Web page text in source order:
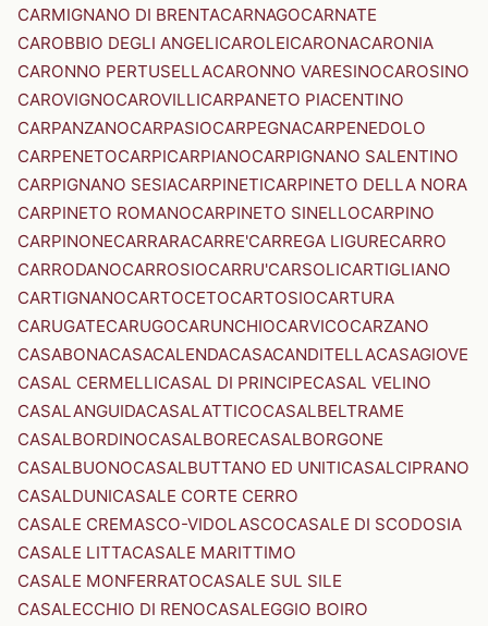
CARMIGNANO DI BRENTACARNAGOCARNATE
CAROBBIO DEGLI ANGELICAROLEICARONACARONIA
CARONNO PERTUSELLACARONNO VARESINOCAROSINO
CAROVIGNOCAROVILLICARPANETO PIACENTINO
CARPANZANOCARPASIOCARPEGNACARPENEDOLO
CARPENETOCARPICARPIANOCARPIGNANO SALENTINO
CARPIGNANO SESIACARPINETICARPINETO DELLA NORA
CARPINETO ROMANOCARPINETO SINELLOCARPINO
CARPINONECARRARACARRE'CARREGA LIGURECARRO
CARRODANOCARROSIOCARRU'CARSOLICARTIGLIANO
CARTIGNANOCARTOCETOCARTOSIOCARTURA
CARUGATECARUGOCARUNCHIOCARVICOCARZANO
CASABONACASACALENDACASACANDITELLACASAGIOVE
CASAL CERMELLICASAL DI PRINCIPECASAL VELINO
CASALANGUIDACASALATTICOCASALBELTRAME
CASALBORDINOCASALBORECASALBORGONE
CASALBUONOCASALBUTTANO ED UNITICASALCIPRANO
CASALDUNICASALE CORTE CERRO
CASALE CREMASCO-VIDOLASCOCASALE DI SCODOSIA
CASALE LITTACASALE MARITTIMO
CASALE MONFERRATOCASALE SUL SILE
CASALECCHIO DI RENOCASALEGGIO BOIRO